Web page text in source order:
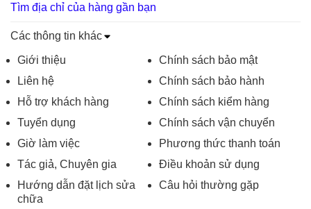
Tìm địa chỉ của hàng gần bạn
Các thông tin khác
Giới thiệu
Liên hệ
Hỗ trợ khách hàng
Tuyển dụng
Giờ làm việc
Tác giả, Chuyên gia
Hướng dẫn đặt lịch sửa
chữa
Chính sách bảo mật
Chính sách bảo hành
Chính sách kiểm hàng
Chính sách vận chuyển
Phương thức thanh toán
Điều khoản sử dụng
Câu hỏi thường gặp